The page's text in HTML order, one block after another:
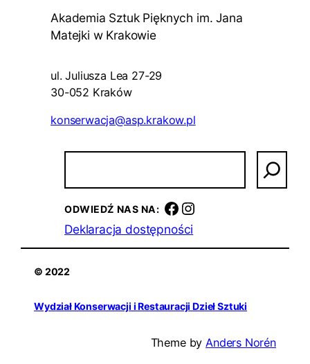
Akademia Sztuk Pięknych im. Jana
Matejki w Krakowie
ul. Juliusza Lea 27-29
30-052 Kraków
konserwacja@asp.krakow.pl
ODWIEDŹ NAS NA: Facebook Instagram
Deklaracja dostępności
© 2022
Wydział Konserwacji i Restauracji Dzieł Sztuki
Theme byAnders Norén